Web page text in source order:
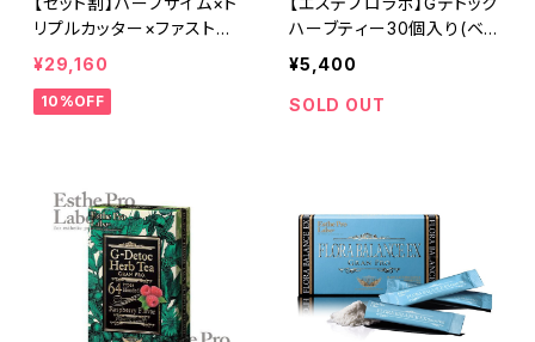
リプルカッター×ファストプ
ロウォーター
¥29,160
10%OFF
ハーブティー30個入り(ベリ
ー味) 排便効果◎
¥5,400
SOLD OUT